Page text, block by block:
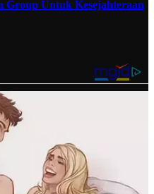
Group Untuk Kesejahteraan